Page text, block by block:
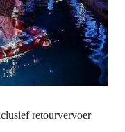
retourvervoer